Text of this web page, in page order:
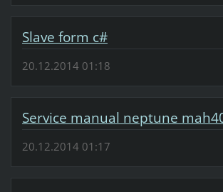
Slave form c#
20.12.2014 01:18
Service manual neptune
20.12.2014 01:17